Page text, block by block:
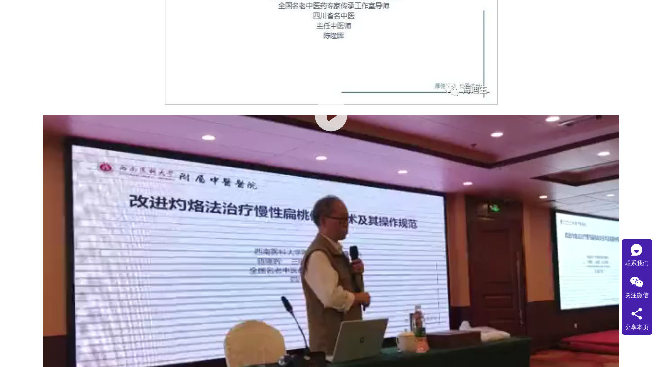
陈隆晖教授台上授课视频
培训主要内容——＂改进灼烙法治疗慢性扁桃体炎技术＂，于2001年国家中医药管理局资助课题“改进灼烙法治疗慢性扁桃体炎临床疗效研究与评价”（国中医药科
2001ZL49号），国家中医药管理局于2004年列入《新源计划》，2007年列为《国家中医药管理局第一批中医临床适宜技术推广计划项目》，在全国推广应用。
联系我们
关注微信
分享本页